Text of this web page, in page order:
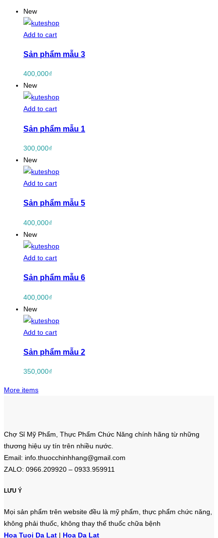
New
Add to cart
Sản phẩm mẫu 3
400,000₫
New
Add to cart
Sản phẩm mẫu 1
300,000₫
New
Add to cart
Sản phẩm mẫu 5
400,000₫
New
Add to cart
Sản phẩm mẫu 6
400,000₫
New
Add to cart
Sản phẩm mẫu 2
350,000₫
More items
Chợ Sỉ Mỹ Phẩm, Thực Phẩm Chức Năng chính hãng từ những
thương hiệu uy tín trên nhiều nước.
Email: info.thuocchinhhang@gmail.com
ZALO: 0966.209920 – 0933.959911
LƯU Ý
Mọi sản phẩm trên website đều là mỹ phẩm, thực phẩm chức năng,
không phải thuốc, không thay thế thuốc chữa bệnh
Hoa Tuoi Da Lat | Hoa Da Lat